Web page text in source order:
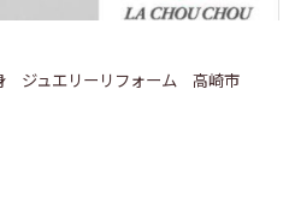
ジュエリーリフォーム 高崎市